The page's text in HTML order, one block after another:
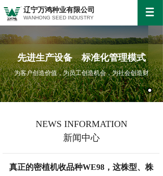
辽宁万鸿种业有限公司
WANHONG SEED INDUSTRY
先进生产设备 标准化管理模式
为客户创造价值，为员工创造机会，为社会创造财
NEWS INFORMATION
新闻中心
真正的密植机收品种WE98，这株型、株